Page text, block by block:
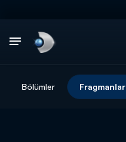
Bölümler Fragmanlar